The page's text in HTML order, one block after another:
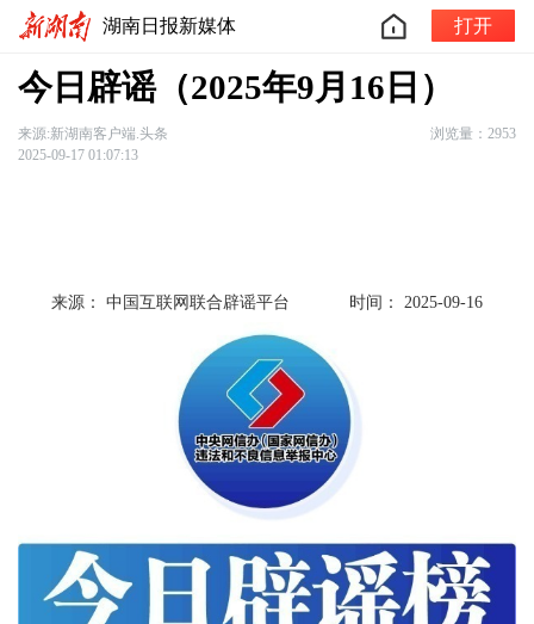
湖南日报新媒体 打开
今日辟谣（2025年9月16日）
来源:新湖南客户端.头条
浏览量：2953
2025-09-17 01:07:13
来源： 中国互联网联合辟谣平台 时间： 2025-09-16